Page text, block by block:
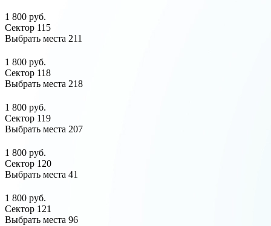
1 800 руб.
Сектор 115
Выбрать места 211
1 800 руб.
Сектор 118
Выбрать места 218
1 800 руб.
Сектор 119
Выбрать места 207
1 800 руб.
Сектор 120
Выбрать места 41
1 800 руб.
Сектор 121
Выбрать места 96